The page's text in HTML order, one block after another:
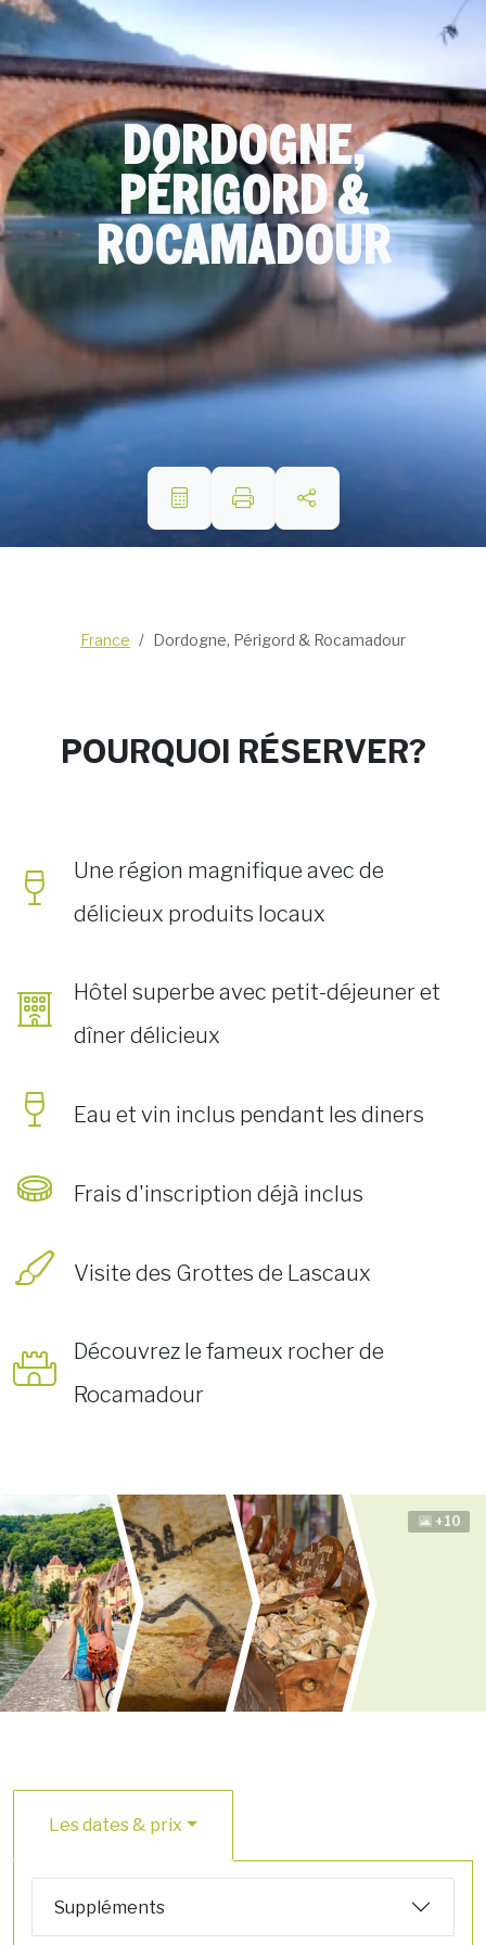
DORDOGNE,
PÉRIGORD &
ROCAMADOUR
France Dordogne, Périgord & Rocamadour
POURQUOI RÉSERVER?
Une région magnifique avec de
délicieux produits locaux
Hôtel superbe avec petit-déjeuner et
dîner délicieux
Eau et vin inclus pendant les diners
Frais d'inscription déjà inclus
Visite des Grottes de Lascaux
Découvrez le fameux rocher de
Rocamadour
+10
Les dates & prix
Suppléments